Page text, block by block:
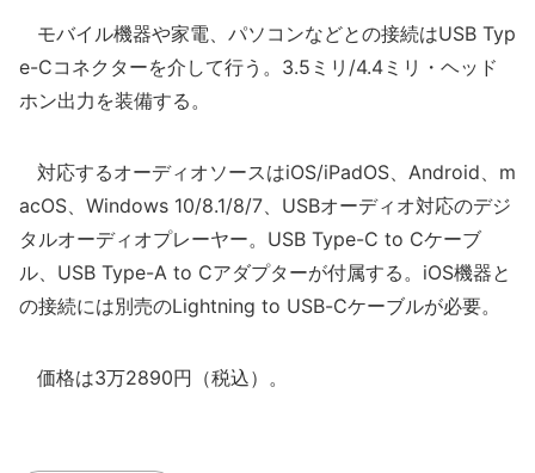
モバイル機器や家電、パソコンなどとの接続はUSB Typ
e-Cコネクターを介して行う。3.5ミリ/4.4ミリ・ヘッド
ホン出力を装備する。
対応するオーディオソースはiOS/iPadOS、Android、m
acOS、Windows 10/8.1/8/7、USBオーディオ対応のデジ
タルオーディオプレーヤー。USB Type-C to Cケーブ
ル、USB Type-A to Cアダプターが付属する。iOS機器と
の接続には別売のLightning to USB-Cケーブルが必要。
価格は3万2890円（税込）。